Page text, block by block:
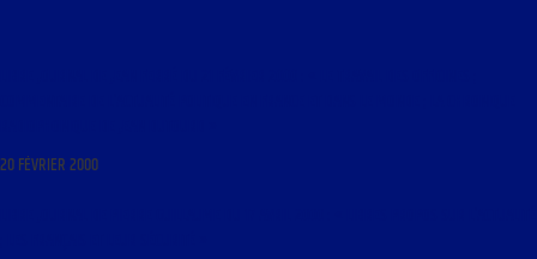
20 FÉVRIER 2000